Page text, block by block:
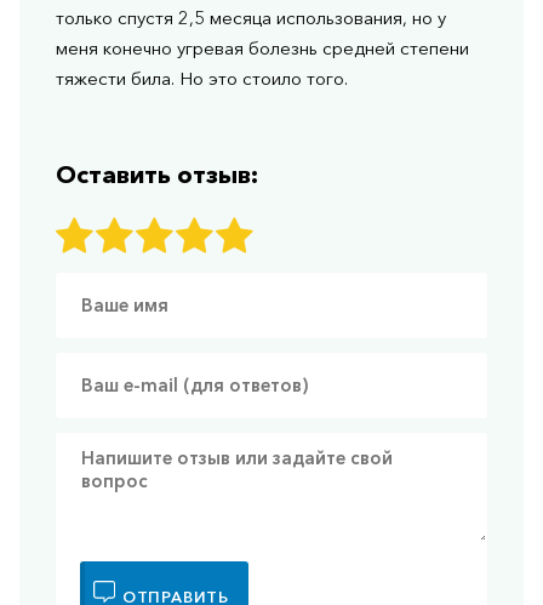
только спустя 2,5 месяца использования, но у
меня конечно угревая болезнь средней степени
тяжести била. Но это стоило того.
Оставить отзыв:
ОТПРАВИТЬ